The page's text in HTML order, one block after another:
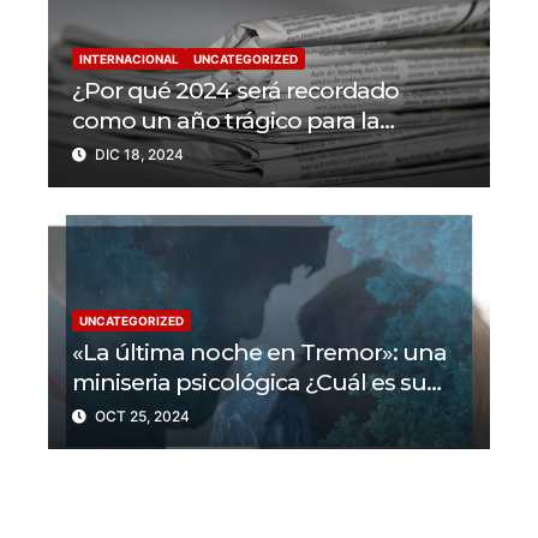
INTERNACIONAL UNCATEGORIZED
¿Por qué 2024 será recordado
como un año trágico para la
libertad de prensa? Un tercio de los
periodistas asesinados por Israel
DIC 18, 2024
UNCATEGORIZED
«La última noche en Tremor»: una
miniseria psicológica ¿Cuál es su
trama?
OCT 25, 2024